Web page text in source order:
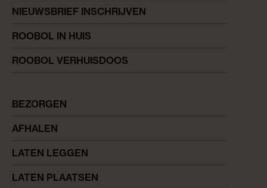
NIEUWSBRIEF INSCHRIJVEN
ROOBOL IN HUIS
ROOBOL VERHUISDOOS
BEZORGEN
AFHALEN
LATEN LEGGEN
LATEN PLAATSEN